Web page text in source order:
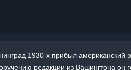
1930-х прибыл американский
редакции из Вашингтона он